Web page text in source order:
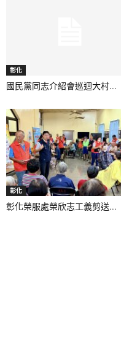
彰化
國民黨同志介紹會巡迴大村...
彰化
彰化榮服處榮欣志工義剪送...